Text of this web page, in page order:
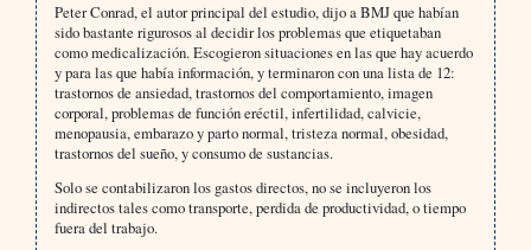
Peter Conrad, el autor principal del estudio, dijo a BMJ que habían
sido bastante rigurosos al decidir los problemas que etiquetaban
como medicalización. Escogieron situaciones en las que hay acuerdo
y para las que había información, y terminaron con una lista de 12:
trastornos de ansiedad, trastornos del comportamiento, imagen
corporal, problemas de función eréctil, infertilidad, calvicie,
menopausia, embarazo y parto normal, tristeza normal, obesidad,
trastornos del sueño, y consumo de sustancias.
Solo se contabilizaron los gastos directos, no se incluyeron los
indirectos tales como transporte, perdida de productividad, o tiempo
fuera del trabajo.